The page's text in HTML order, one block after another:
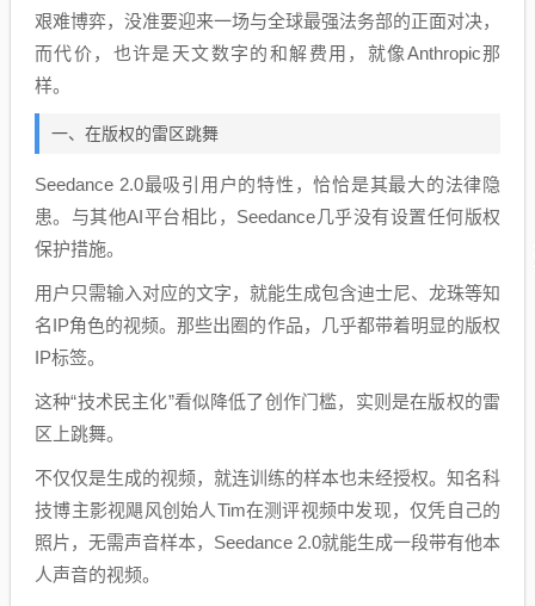
艰难博弈，没准要迎来一场与全球最强法务部的正面对决，
而代价，也许是天文数字的和解费用，就像Anthropic那
样。
一、在版权的雷区跳舞
Seedance 2.0最吸引用户的特性，恰恰是其最大的法律隐
患。与其他AI平台相比，Seedance几乎没有设置任何版权
保护措施。
用户只需输入对应的文字，就能生成包含迪士尼、龙珠等知
名IP角色的视频。那些出圈的作品，几乎都带着明显的版权
IP标签。
这种“技术民主化”看似降低了创作门槛，实则是在版权的雷
区上跳舞。
不仅仅是生成的视频，就连训练的样本也未经授权。知名科
技博主影视飓风创始人Tim在测评视频中发现，仅凭自己的
照片，无需声音样本，Seedance 2.0就能生成一段带有他本
人声音的视频。